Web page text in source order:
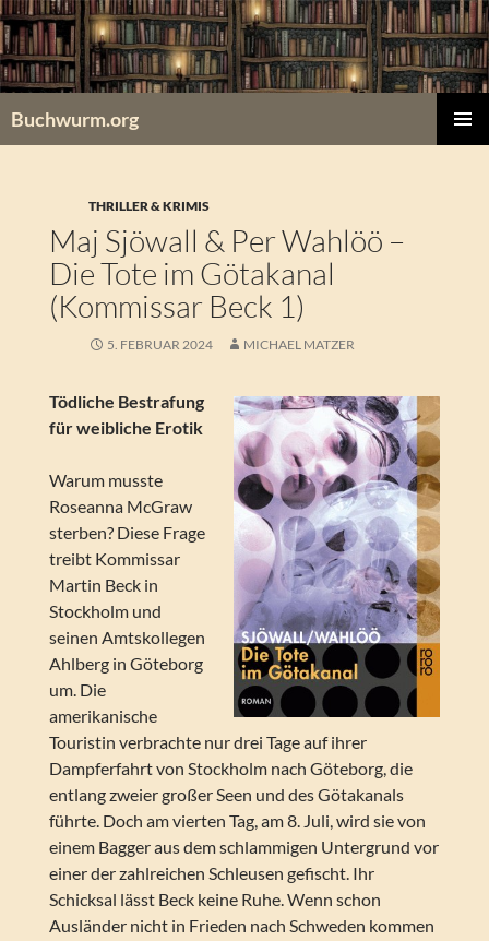
Zum
Inhalt
springen
Buchwurm.org
THRILLER & KRIMIS
Maj Sjöwall & Per Wahlöö –
Die Tote im Götakanal
(Kommissar Beck 1)
5. FEBRUAR 2024 MICHAEL MATZER
Tödliche Bestrafung
für weibliche Erotik
Warum musste
Roseanna McGraw
sterben? Diese Frage
treibt Kommissar
Martin Beck in
Stockholm und
seinen Amtskollegen
Ahlberg in Göteborg
um. Die
amerikanische
Touristin verbrachte nur drei Tage auf ihrer
Dampferfahrt von Stockholm nach Göteborg, die
entlang zweier großer Seen und des Götakanals
führte. Doch am vierten Tag, am 8. Juli, wird sie von
einem Bagger aus dem schlammigen Untergrund vor
einer der zahlreichen Schleusen gefischt. Ihr
Schicksal lässt Beck keine Ruhe. Wenn schon
Ausländer nicht in Frieden nach Schweden kommen